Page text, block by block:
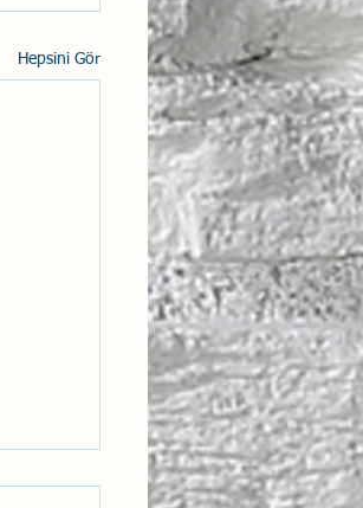
Hepsini Gör